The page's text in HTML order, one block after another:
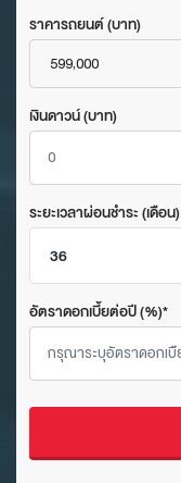
ราคารถยนต์ (บาท)
599,000
เงินดาวน์ (บาท)
ระยะเวลาผ่อนชำระ (เดือน)
36
อัตราดอกเบี้ยต่อปี (%)*